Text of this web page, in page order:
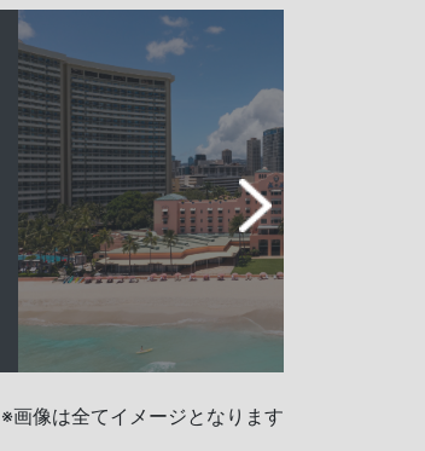
※画像は全てイメージとなります